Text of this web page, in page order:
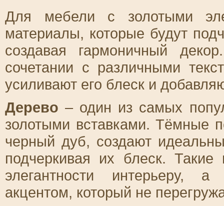
Для мебели с золотыми
материалы, которые будут
создавая гармоничный
сочетании с различными
усиливают его блеск и
Дерево – один из самых
золотыми вставками. Тёмные
черный дуб, создают
подчеркивая их блеск.
элегантности интерьеру,
акцентом, который не